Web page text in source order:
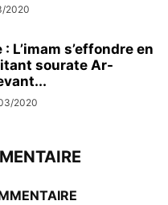
2020
L’imam s’effondre en
sourate Ar-
2020